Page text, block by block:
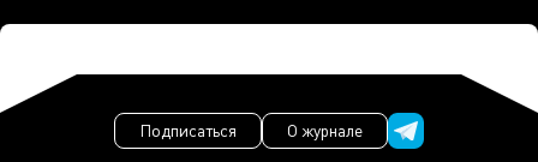
Подписаться О журнале